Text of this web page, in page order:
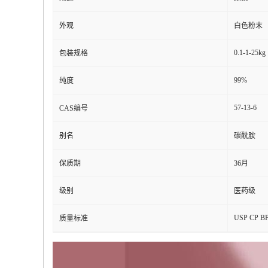
外观 白色粉末
包装规格 0.1-1-25kg
纯度 99%
CAS编号 57-13-6
别名 碳酰胺
保质期 36月
级别 医药级
质量标准 USP CP